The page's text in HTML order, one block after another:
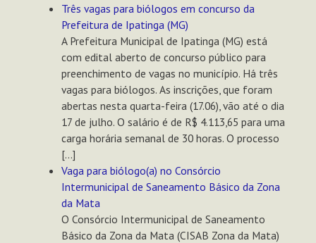
Três vagas para biólogos em concurso da
Prefeitura de Ipatinga (MG)
A Prefeitura Municipal de Ipatinga (MG) está
com edital aberto de concurso público para
preenchimento de vagas no município. Há três
vagas para biólogos. As inscrições, que foram
abertas nesta quarta-feira (17.06), vão até o dia
17 de julho. O salário é de R$ 4.113,65 para uma
carga horária semanal de 30 horas. O processo
[…]
Vaga para biólogo(a) no Consórcio
Intermunicipal de Saneamento Básico da Zona
da Mata
O Consórcio Intermunicipal de Saneamento
Básico da Zona da Mata (CISAB Zona da Mata)